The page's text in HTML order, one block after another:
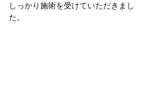
しっかり施術を受けていただきまし
た。